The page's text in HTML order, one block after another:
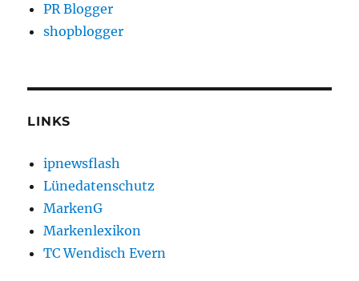
PR Blogger
shopblogger
LINKS
ipnewsflash
Lünedatenschutz
MarkenG
Markenlexikon
TC Wendisch Evern